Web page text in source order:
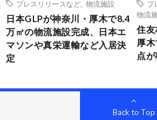
プレスリリースなど
物流施設
日本GLPが神奈川・厚木で8.4
万㎡の物流施設完成、日本エ
マソンや真栄運輸など入居決
定
プ
物流
住友
厚
点
Back to Top